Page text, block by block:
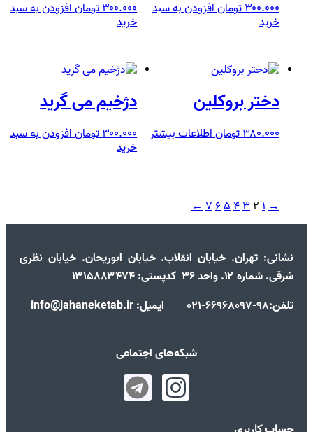
۳۰۰.۰۰۰ تومان افزودن به سبد
خرید
۳۰۰.۰۰۰ تومان افزودن به سبد
خرید
دختر بروکلین
۳۸۰.۰۰۰ تومان اطلاعات بیشتر
دژخیم می گرید
۳۰۰.۰۰۰ تومان افزودن به سبد
خرید
→ ۱ ۲ ۳ ۴ ۵ ۶ ۷ ←
نشانی: تهران. خیابان انقلاب. خیابان ابوریحان. خیابان نظری
شرقی. شماره ۱۲. واحد ۳۶ کدپستی: ۱۳۱۵۸۸۳۴۷۴
تلفن:98-66968097-021 ایمیل: info@jahaneketab.ir
شبکه‌های اجتماعی
حساب کاربری